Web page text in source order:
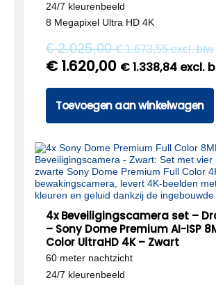
24/7 kleurenbeeld
8 Megapixel Ultra HD 4K
€2.025,00 €1.673,55excl. btw
€1.620,00 €1.338,84 excl.
Toevoegen aan winkelwagen
4x Beveiligingscamera set –
– Sony Dome Premium AI-ISP
Color UltraHD 4K – Zwart
60 meter nachtzicht
24/7 kleurenbeeld